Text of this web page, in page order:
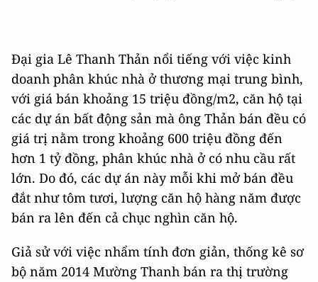
Đại gia Lê Thanh Thản nổi tiếng với việc kinh
doanh phân khúc nhà ở thương mại trung bình,
với giá bán khoảng 15 triệu đồng/m2, căn hộ tại
các dự án bất động sản mà ông Thản bán đều có
giá trị nằm trong khoảng 600 triệu đồng đến
hơn 1 tỷ đồng, phân khúc nhà ở có nhu cầu rất
lớn. Do đó, các dự án này mỗi khi mở bán đều
đắt như tôm tươi, lượng căn hộ hàng năm được
bán ra lên đến cả chục nghìn căn hộ.
Giả sử với việc nhẩm tính đơn giản, thống kê sơ
bộ năm 2014 Mường Thanh bán ra thị trường